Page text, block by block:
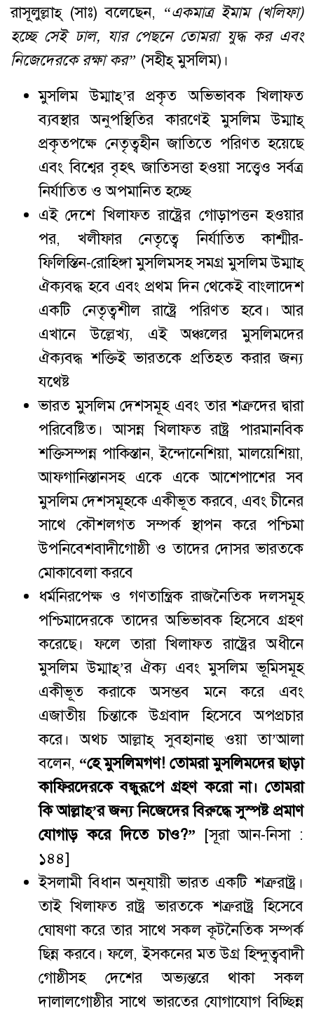
রাসূলুল্লাহ্ (সাঃ) বলেছেন, “একমাত্র ইমাম (খলিফা)
হচ্ছে সেই ঢাল, যার পেছনে তোমরা যুদ্ধ কর এবং
নিজেদেরকে রক্ষা কর” (সহীহ্ মুসলিম)।
মুসলিম উম্মাহ্’র প্রকৃত অভিভাবক খিলাফত
ব্যবস্থার অনুপস্থিতির কারণেই মুসলিম উম্মাহ্
প্রকৃতপক্ষে নেতৃত্বহীন জাতিতে পরিণত হয়েছে
এবং বিশ্বের বৃহৎ জাতিসত্তা হওয়া সত্ত্বেও সর্বত্র
নির্যাতিত ও অপমানিত হচ্ছে
এই দেশে খিলাফত রাষ্ট্রের গোড়াপত্তন হওয়ার
পর, খলীফার নেতৃত্বে নির্যাতিত কাশ্মীর-
ফিলিস্তিন-রোহিঙ্গা মুসলিমসহ সমগ্র মুসলিম উম্মাহ্
ঐক্যবদ্ধ হবে এবং প্রথম দিন থেকেই বাংলাদেশ
একটি নেতৃত্বশীল রাষ্ট্রে পরিণত হবে। আর
এখানে উল্লেখ্য, এই অঞ্চলের মুসলিমদের
ঐক্যবদ্ধ শক্তিই ভারতকে প্রতিহত করার জন্য
যথেষ্ট
ভারত মুসলিম দেশসমূহ এবং তার শত্রুদের দ্বারা
পরিবেষ্টিত। আসন্ন খিলাফত রাষ্ট্র পারমানবিক
শক্তিসম্পন্ন পাকিস্তান, ইন্দোনেশিয়া, মালয়েশিয়া,
আফগানিস্তানসহ একে একে আশেপাশের সব
মুসলিম দেশসমূহকে একীভূত করবে, এবং চীনের
সাথে কৌশলগত সম্পর্ক স্থাপন করে পশ্চিমা
উপনিবেশবাদীগোষ্ঠী ও তাদের দোসর ভারতকে
মোকাবেলা করবে
ধর্মনিরপেক্ষ ও গণতান্ত্রিক রাজনৈতিক দলসমূহ
পশ্চিমাদেরকে তাদের অভিভাবক হিসেবে গ্রহণ
করেছে। ফলে তারা খিলাফত রাষ্ট্রের অধীনে
মুসলিম উম্মাহ্’র ঐক্য এবং মুসলিম ভূমিসমূহ
একীভূত করাকে অসম্ভব মনে করে এবং
এজাতীয় চিন্তাকে উগ্রবাদ হিসেবে অপপ্রচার
করে। অথচ আল্লাহ্ সুবহানাহু ওয়া তা’আলা
বলেন, “হে মুসলিমগণ! তোমরা মুসলিমদের ছাড়া
কাফিরদেরকে বন্ধুরূপে গ্রহণ করো না। তোমরা
কি আল্লাহ্’র জন্য নিজেদের বিরুদ্ধে সুস্পষ্ট প্রমাণ
যোগাড় করে দিতে চাও?” [সূরা আন-নিসা :
১৪৪]
ইসলামী বিধান অনুযায়ী ভারত একটি শত্রুরাষ্ট্র।
তাই খিলাফত রাষ্ট্র ভারতকে শত্রুরাষ্ট্র হিসেবে
ঘোষণা করে তার সাথে সকল কূটনৈতিক সম্পর্ক
ছিন্ন করবে। ফলে, ইসকনের মত উগ্র হিন্দুত্ববাদী
গোষ্ঠীসহ দেশের অভ্যন্তরে থাকা সকল
দালালগোষ্ঠীর সাথে ভারতের যোগাযোগ বিচ্ছিন্ন